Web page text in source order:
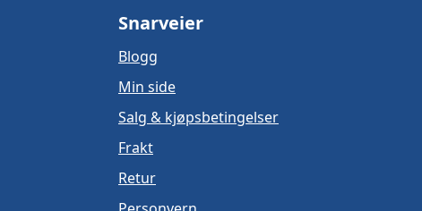
Snarveier
Blogg
Min side
Salg & kjøpsbetingelser
Frakt
Retur